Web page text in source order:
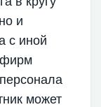
и
с иной
фирм
может